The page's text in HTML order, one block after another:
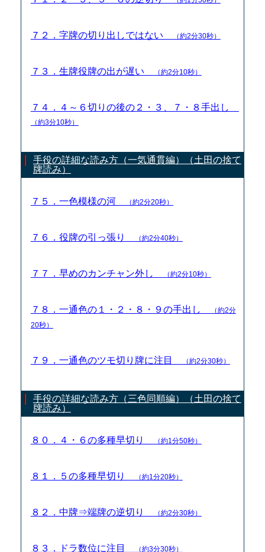
７２．字牌の切り出しではない （約2分30秒）
７３．生牌役牌の出が遅い （約2分10秒）
７４．４～６切りの後の２・３、７・８手出し
（約3分10秒）
手役の詳細な読み方（一気通貫編）（土田の捨て
牌読み）
７５．一色模様の河 （約2分20秒）
７６．役牌の引っ張り （約2分40秒）
７７．早めのカンチャン外し （約2分10秒）
７８．一通色の１・２・８・９の手出し
（約2分
20秒）
７９．一通色のツモ切り牌に注目 （約2分30秒）
手役の詳細な読み方（三色同順編）（土田の捨て
牌読み）
８０．４・６の多種早切り （約1分50秒）
８１．５の多種早切り （約1分20秒）
８２．中牌⇒端牌の逆切り （約2分30秒）
８３．ドラ数位に注目 （約3分30秒）